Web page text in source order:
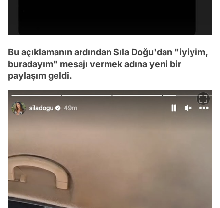
Bu açıklamanın ardından Sıla Doğu'dan "iyiyim,
buradayım" mesajı vermek adına yeni bir
paylaşım geldi.